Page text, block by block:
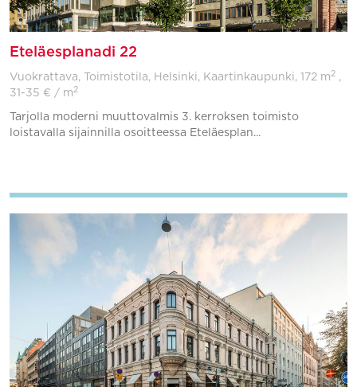
Eteläesplanadi 22
Vuokrattava, Toimistotila, Helsinki, Kaartinkaupunki, 172 m 2 ,
31-35 € / m 2
Tarjolla moderni muuttovalmis 3. kerroksen toimisto
loistavalla sijainnilla osoitteessa Eteläesplan...